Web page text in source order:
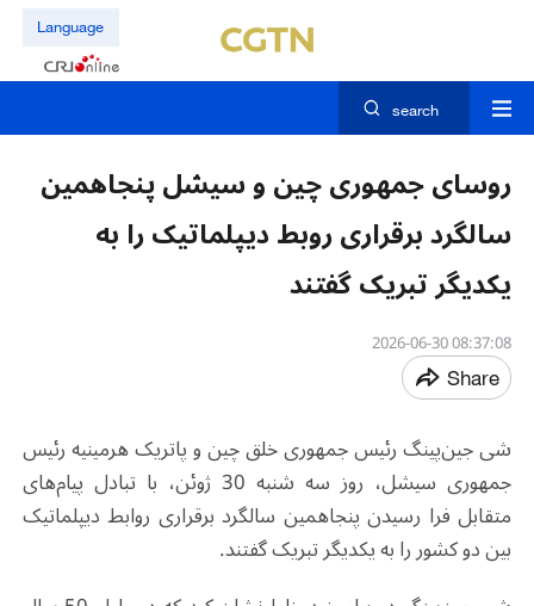
Language
search
روسای جمهوری چین و سیشل پنجاهمین
سالگرد برقراری روبط دیپلماتیک را به
یکدیگر تبریک گفتند
08:37:08 2026-06-30
Share
شی جین‌پینگ رئیس جمهوری خلق چین و پاتریک هرمینیه رئیس
جمهوری سیشل، روز سه شنبه 30 ژوئن، با تبادل پیام‌های
متقابل فرا رسیدن پنجاهمین سالگرد برقراری روابط دیپلماتیک
بین دو کشور را به یکدیگر تبریک گفتند.